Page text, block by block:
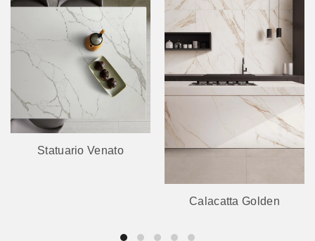
Statuario Venato
Calacatta Golden